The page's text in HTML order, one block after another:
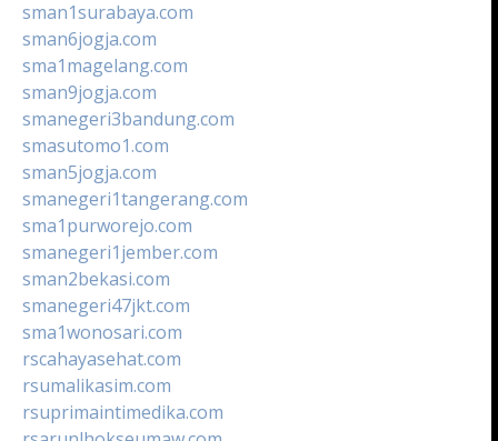
sman1surabaya.com
sman6jogja.com
sma1magelang.com
sman9jogja.com
smanegeri3bandung.com
smasutomo1.com
sman5jogja.com
smanegeri1tangerang.com
sma1purworejo.com
smanegeri1jember.com
sman2bekasi.com
smanegeri47jkt.com
sma1wonosari.com
rscahayasehat.com
rsumalikasim.com
rsuprimaintimedika.com